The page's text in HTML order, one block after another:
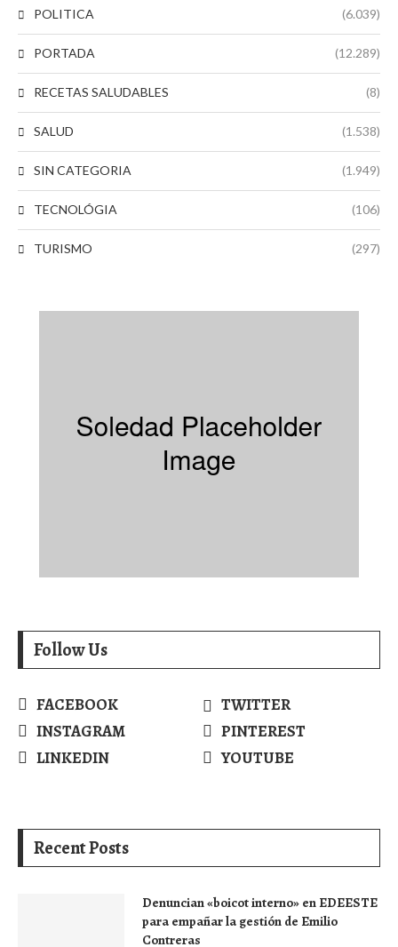
POLITICA (6.039)
PORTADA (12.289)
RECETAS SALUDABLES (8)
SALUD (1.538)
SIN CATEGORIA (1.949)
TECNOLÓGIA (106)
TURISMO (297)
Follow Us
FACEBOOK
TWITTER
INSTAGRAM
PINTEREST
LINKEDIN
YOUTUBE
Recent Posts
Denuncian «boicot interno» en EDEESTE
para empañar la gestión de Emilio
Contreras